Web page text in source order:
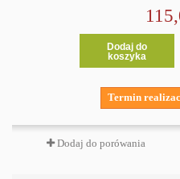
Dodaj do
koszyka
Termin
Dodaj do porówania